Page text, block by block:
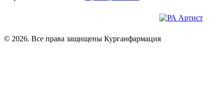
© 2026. Все права защищены Курганфармация